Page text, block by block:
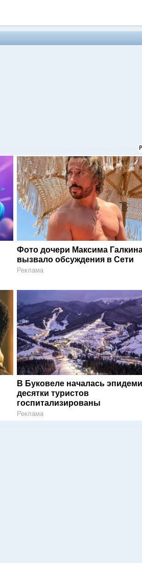
Фото дочери Максима
вызвало обсуждения в Сети
Реклама
В Буковеле началась
десятки туристов
госпитализированы
Реклама